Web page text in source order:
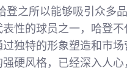
登之所以能够吸引众多
表性的球员之一，哈登
独特的形象塑造和市
硬风格，已经深入人心